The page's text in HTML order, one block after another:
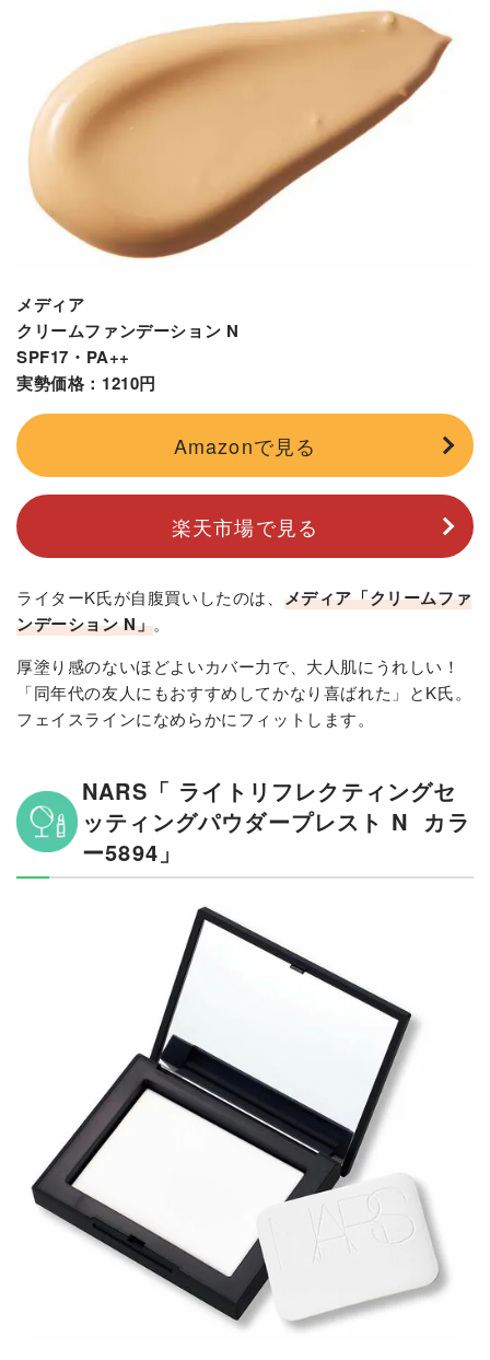
メディア
クリームファンデーション N
SPF17・PA++
実勢価格：1210円
Amazonで見る
楽天市場で見る
ライターK氏が自腹買いしたのは、 メディア「クリームファ
ンデーション N」。
厚塗り感のないほどよいカバー力で、大人肌にうれしい！
「同年代の友人にもおすすめしてかなり喜ばれた」とK氏。
フェイスラインになめらかにフィットします。
NARS「 ライトリフレクティングセ
ッティングパウダープレスト N カラ
ー5894」